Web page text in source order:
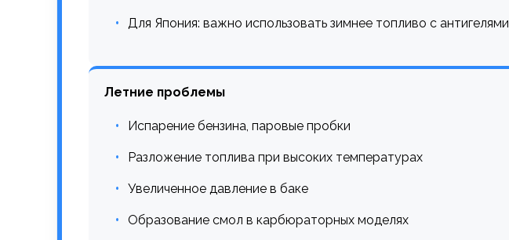
Для Япония: важно использовать зимнее топливо с антигелями
Летние проблемы
Испарение бензина, паровые пробки
Разложение топлива при высоких температурах
Увеличенное давление в баке
Образование смол в карбюраторных моделях